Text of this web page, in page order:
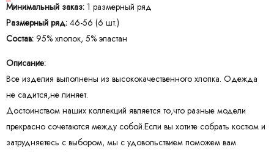
Минимальный заказ: 1 размерный ряд
Размерный ряд: 46-56 (6 шт.)
Состав: 95% хлопок, 5% эластан
Описание:
Все изделия выполнены из высококачественного хлопка. Одежда
не садится,не линяет.
Достоинством наших коллекций является то,что разные модели
прекрасно сочетаются между собой.Если вы хотите собрать костюм и
затрудняетесь с выбором, мы с удовольствием поможем вам